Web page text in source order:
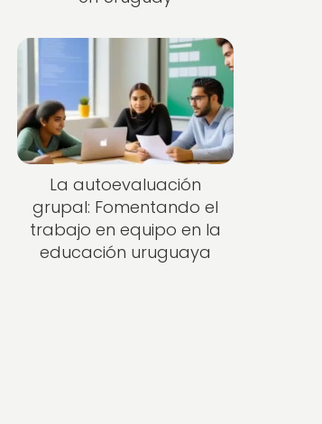
La autoevaluación
grupal: Fomentando el
trabajo en equipo en la
educación uruguaya